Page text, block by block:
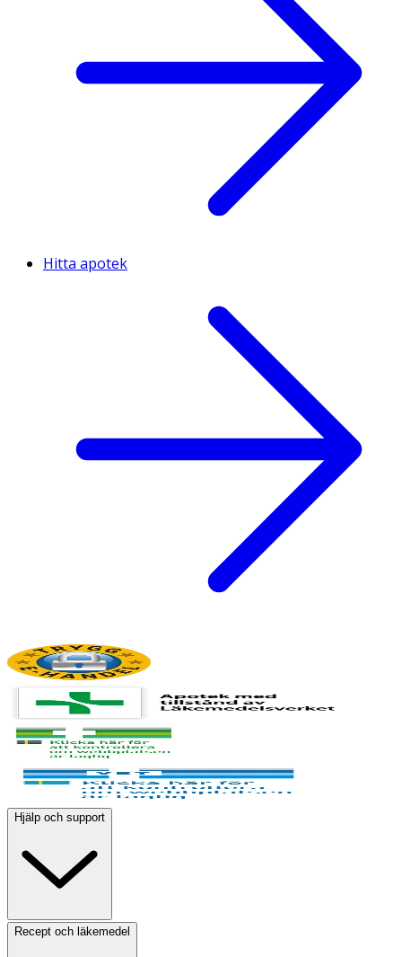
Hitta apotek
Hjälp och support
Recept och läkemedel